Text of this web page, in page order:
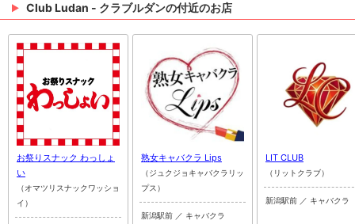
Club Ludan - クラブルダンの付近のお店
お祭りスナック わっしょ
い
（オマツリスナックワッショ
イ）
熟女キャバクラ Lips
（ジュクジョキャバクラリッ
プス）
新潟駅前 ／ キャバクラ
LIT CLUB
（リットクラブ）
新潟駅前 ／ キャバクラ